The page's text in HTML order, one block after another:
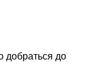
добраться до